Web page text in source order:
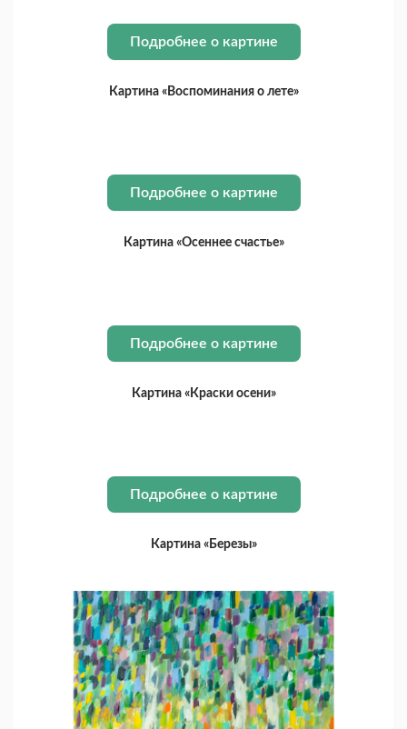
Подробнее о картине
Картина «Воспоминания о лете»
Подробнее о картине
Картина «Осеннее счастье»
Подробнее о картине
Картина «Краски осени»
Подробнее о картине
Картина «Березы»